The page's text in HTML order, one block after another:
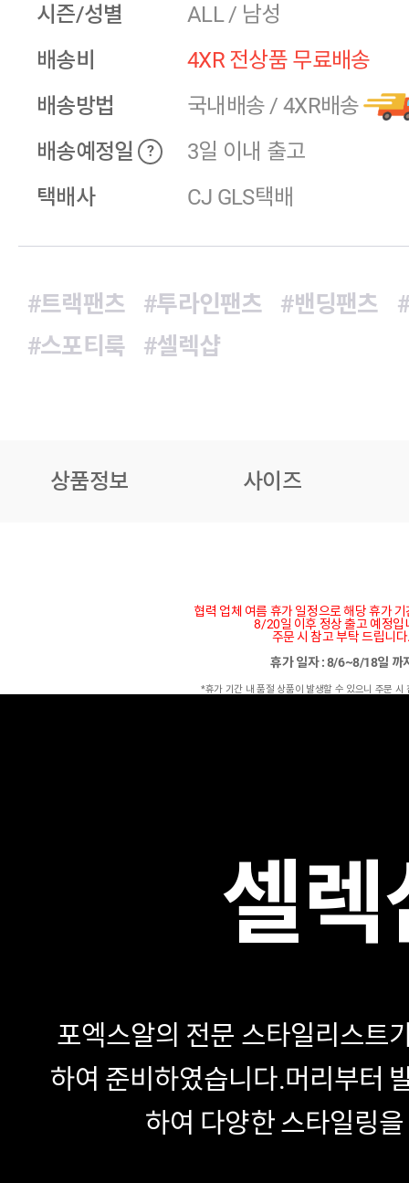
시즌/성별
ALL / 남성
배송비
4XR 전상품 무료배송
배송방법
국내배송 / 4XR배송
배송예정일
?
3일 이내 출고
택배사
CJ GLS택배
#트랙팬츠 #투라인팬츠 #밴딩팬츠
#스포티룩
#셀렉샵
상품정보 사이즈
협력 업체 여름 휴가 일정으로 해당 휴가
8/20일 이후 정상 출고 예정입
주문 시 참고 부탁 드립니
휴가 일자 : 8/6~8/18일 까
*휴가 기간 내 품절 상품이 발생할 수 있으니 주문 시
셀렉
포엑스알의 전문 스타일리스트
하여 준비하였습니다.머리부터
하여 다양한 스타일링